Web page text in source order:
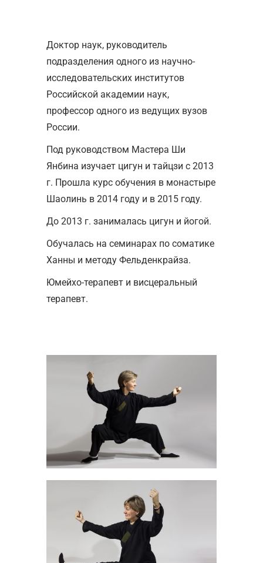
Доктор наук, руководитель
подразделения одного из научно-
исследовательских институтов
Российской академии наук,
профессор одного из ведущих вузов
России.
Под руководством Мастера Ши
Янбина изучает цигун и тайцзи с 2013
г. Прошла курс обучения в монастыре
Шаолинь в 2014 году и в 2015 году.
До 2013 г. занималась цигун и йогой.
Обучалась на семинарах по соматике
Ханны и методу Фельденкрайза.
Юмейхо-терапевт и висцеральный
терапевт.